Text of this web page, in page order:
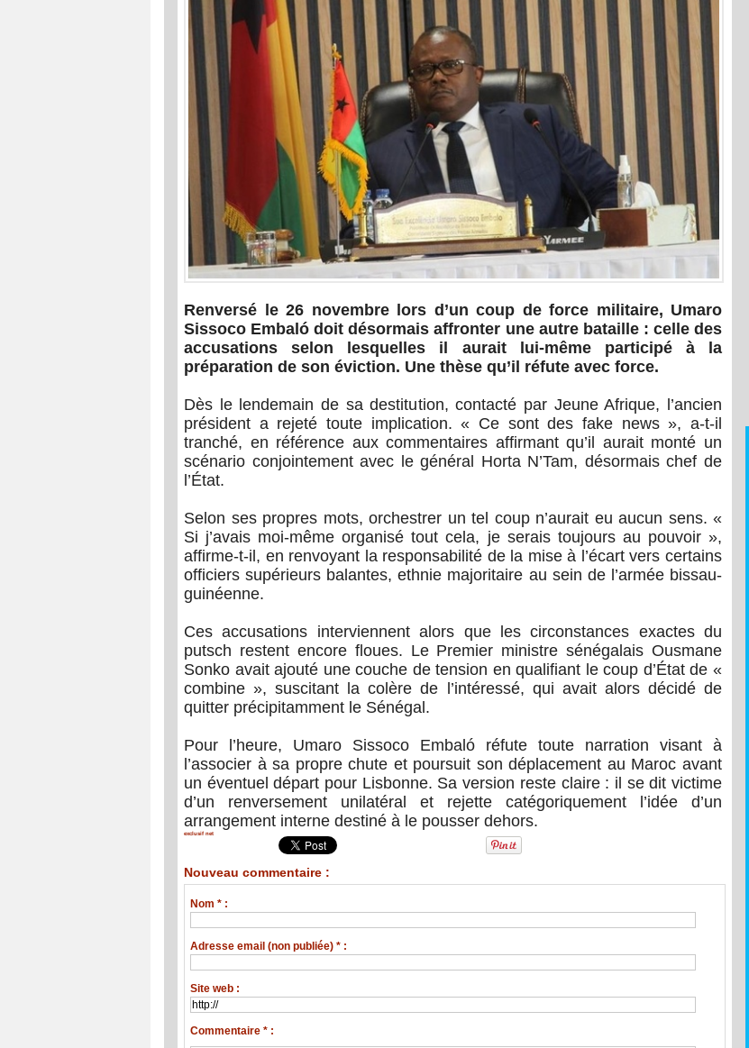
Renversé le 26 novembre lors d’un coup de force militaire, Umaro
Sissoco Embaló doit désormais affronter une autre bataille : celle des
accusations selon lesquelles il aurait lui-même participé à la
préparation de son éviction. Une thèse qu’il réfute avec force.
Dès le lendemain de sa destitution, contacté par Jeune Afrique, l’ancien
président a rejeté toute implication. « Ce sont des fake news », a-t-il
tranché, en référence aux commentaires affirmant qu’il aurait monté un
scénario conjointement avec le général Horta N’Tam, désormais chef de
l’État.
Selon ses propres mots, orchestrer un tel coup n’aurait eu aucun sens. «
Si j’avais moi-même organisé tout cela, je serais toujours au pouvoir »,
affirme-t-il, en renvoyant la responsabilité de la mise à l’écart vers certains
officiers supérieurs balantes, ethnie majoritaire au sein de l’armée bissau-
guinéenne.
Ces accusations interviennent alors que les circonstances exactes du
putsch restent encore floues. Le Premier ministre sénégalais Ousmane
Sonko avait ajouté une couche de tension en qualifiant le coup d’État de «
combine », suscitant la colère de l’intéressé, qui avait alors décidé de
quitter précipitamment le Sénégal.
Pour l’heure, Umaro Sissoco Embaló réfute toute narration visant à
l’associer à sa propre chute et poursuit son déplacement au Maroc avant
un éventuel départ pour Lisbonne. Sa version reste claire : il se dit victime
d’un renversement unilatéral et rejette catégoriquement l’idée d’un
arrangement interne destiné à le pousser dehors.
exclusif net
Nouveau commentaire :
Nom * :
Adresse email (non publiée) * :
Site web :
Commentaire * :